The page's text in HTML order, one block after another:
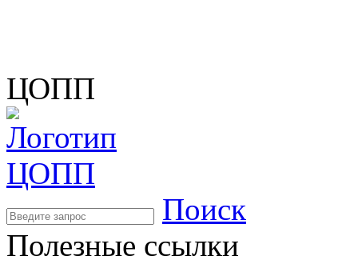
ЦОПП
Поиск
Полезные ссылки